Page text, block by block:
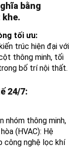
bằng
tối ưu:
trúc hiện đại với
thông minh, tối
bố trí nội thất.
24/7:
nhóm thông minh,
(HVAC): Hệ
công nghệ lọc khí